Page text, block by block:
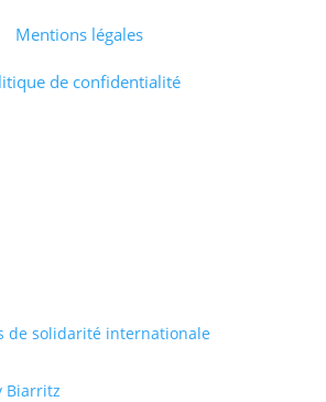
Mentions légales
de confidentialité
de solidarité internationale
Biarritz